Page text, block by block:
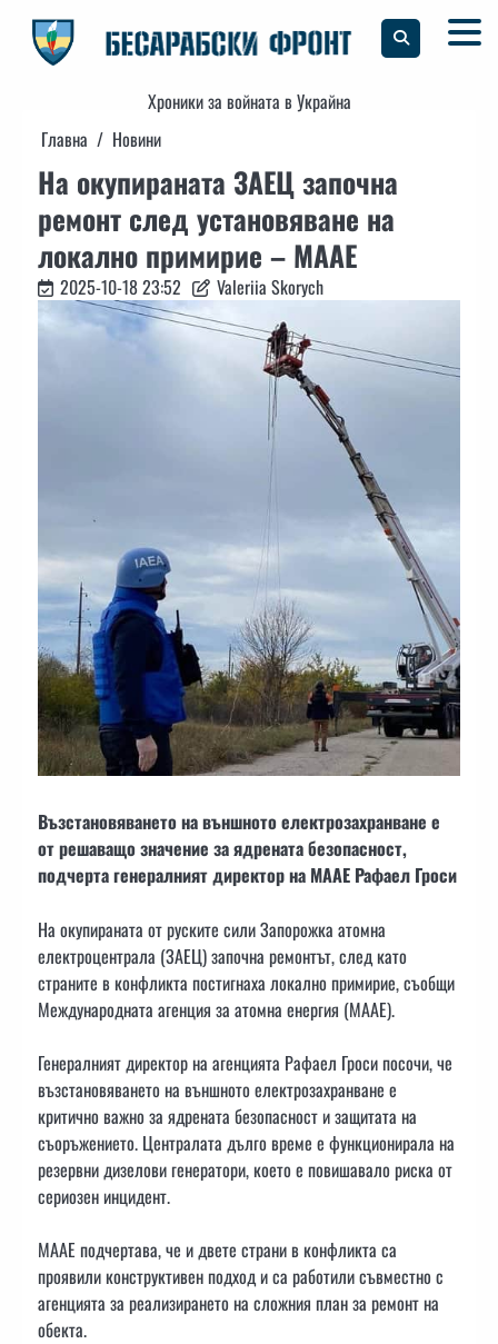
content
Хроники за войната в Украйна
Главна
Новини
На окупираната ЗАЕЦ започна
ремонт след установяване на
локално примирие – МААЕ
2025-10-18 23:52 Valeriia Skorych
Възстановяването на външното електрозахранване е
от решаващо значение за ядрената безопасност,
подчерта генералният директор на МААЕ Рафаел Гроси
На окупираната от руските сили Запорожка атомна
електроцентрала (ЗАЕЦ) започна ремонтът, след като
страните в конфликта постигнаха локално примирие, съобщи
Международната агенция за атомна енергия (МААЕ).
Генералният директор на агенцията Рафаел Гроси посочи, че
възстановяването на външното електрозахранване е
критично важно за ядрената безопасност и защитата на
съоръжението. Централата дълго време е функционирала на
резервни дизелови генератори, което е повишавало риска от
сериозен инцидент.
МААЕ подчертава, че и двете страни в конфликта са
проявили конструктивен подход и са работили съвместно с
агенцията за реализирането на сложния план за ремонт на
обекта.